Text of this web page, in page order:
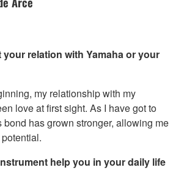
relation with Yamaha or your
my relationship with my
love at first sight. As I have got to
bond has grown stronger, allowing me
help you in your daily life